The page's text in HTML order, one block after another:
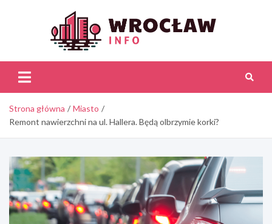
Strona główna
Miasto
Remont nawierzchni na ul. Hallera. Będą olbrzymie korki?